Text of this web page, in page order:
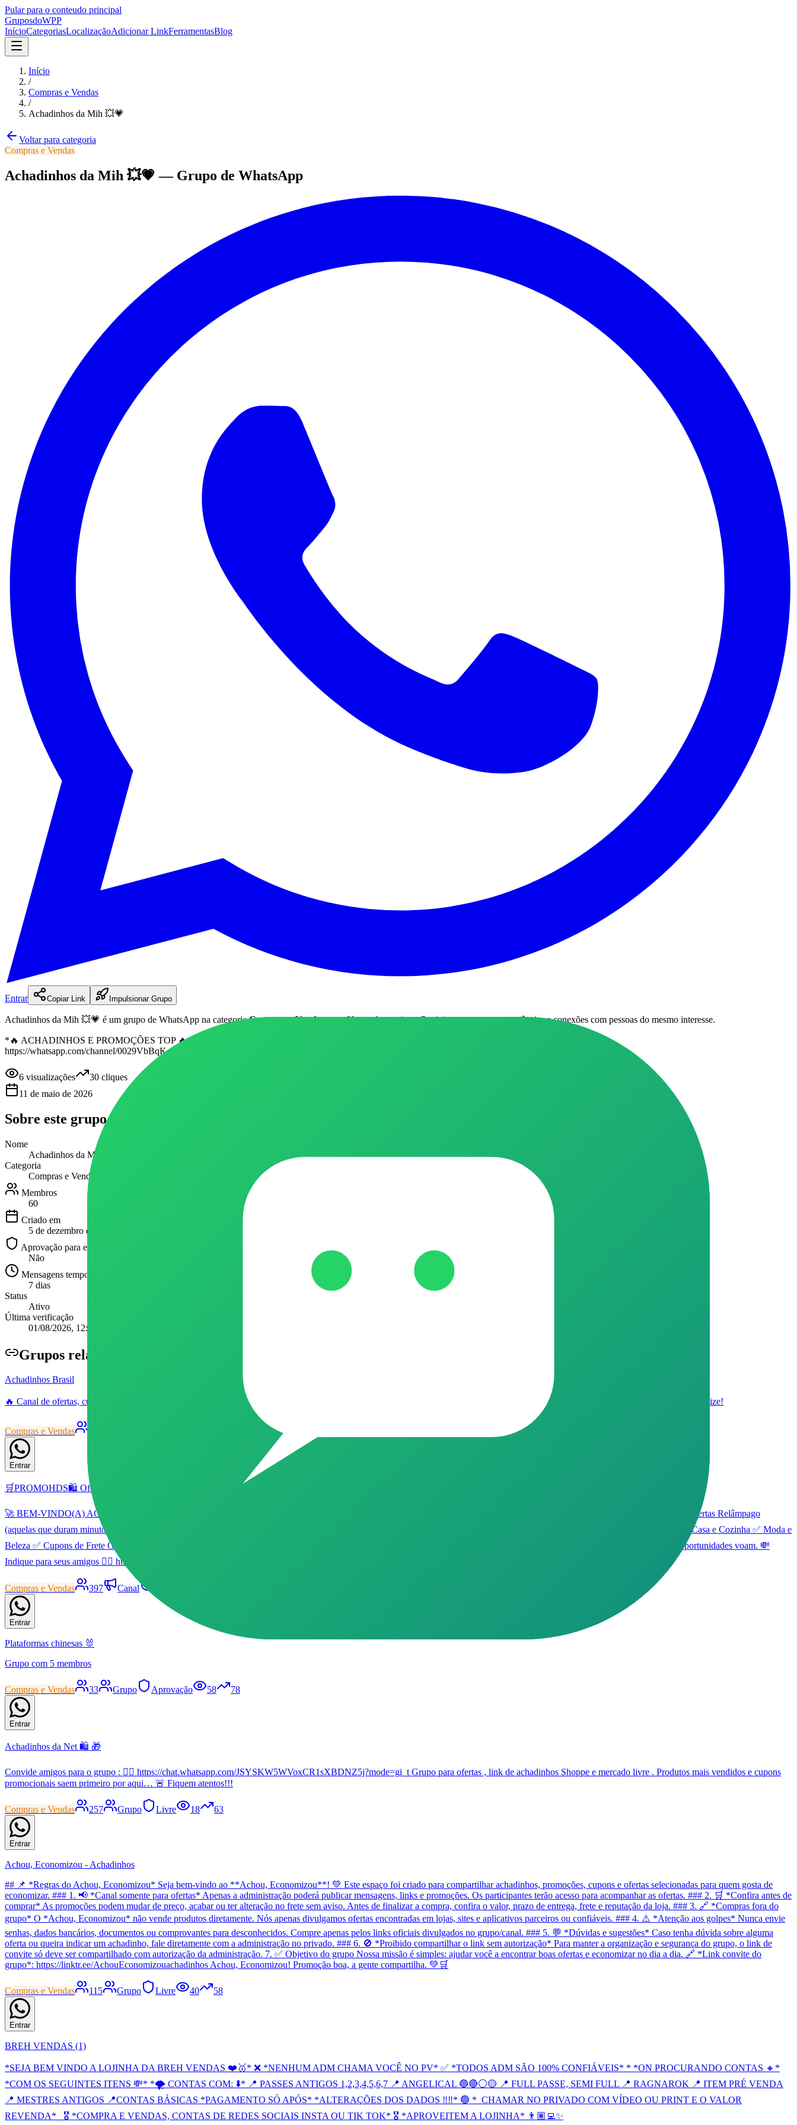
Pular para o conteudo principal
GruposdoWPP
InícioCategoriasLocalizaçãoAdicionar LinkFerramentasBlog
Início
/
Compras e Vendas
/
Achadinhos da Mih 💥💗
Voltar para categoria
Compras e Vendas
Achadinhos da Mih 💥💗 — Grupo de WhatsApp
Entrar Copiar Link Impulsionar Grupo
Achadinhos da Mih 💥💗 é um grupo de WhatsApp na categoriaCompras e Vendascom 60 membros ativos.Participe para trocar experiências e conexões com pessoas do mesmo interesse.
*🔥 ACHADINHOS E PROMOÇÕES TOP 🔥* Aproveite as melhores ofertas do momento! 😍 Descontos incríveis em produtos incríveis! 🚀 💫Nosso canal:
https://whatsapp.com/channel/0029VbBqKeFFCCoZ4om1py0T Promoções imperdíveis todos os dias!!🧡
6 visualizações 30 cliques
11 de maio de 2026
Sobre este grupo
Nome
Achadinhos da Mih 💥💗
Categoria
Compras e Vendas
Membros
60
Criado em
5 de dezembro de 2025
Aprovação para entrar
Não
Mensagens temporárias
7 dias
Status
Ativo
Última verificação
01/08/2026, 12:56
Grupos relacionados
Achadinhos Brasil
🔥 Canal de ofertas, cupons e promoções no WhatsApp 🇧🇷 As melhores ofertas do Brasil, atualizadas todos os dias 💰 Economia real em produtos confiáveis ✅ Entre, aproveite e economize!
Compras e Vendas
Entrar
🛒PROMOHDS🛍️ Ofertas & Cupons
🚀 BEM-VINDO(A) AO 🛒PROMOHDS🛍️ Ofertas & Cupons 🚀 Cansado de pagar caro? Você está no lugar certo! Aqui o nosso time garimpa a internet 24h por dia para trazer: 🔥 Ofertas Relâmpago
(aquelas que duram minutos!) 🎟️ Cupons Exclusivos das maiores lojas (Mercado Livre, Amazon, Shopee, Magalu, e +) O que postamos aqui: ✅ Eletrônicos e Smartphones ✅ Itens de Casa e Cozinha ✅ Moda e
Beleza ✅ Cupons de Frete Grátis 👉 Dúvidas? Pode chamar os adm's. Boas compras e boas economias! 📌 Dica de ouro: Silencie o grupo, mas não deixe de conferir! As melhores oportunidades voam. 💸
Indique para seus amigos 👇🏻 https://biolink.info/promohds
Compras e Vendas 397 Canal
Entrar
Plataformas chinesas 🐰
Grupo com 5 membros
Compras e Vendas 33 Grupo Aprovação 58 78
Entrar
Achadinhos da Net 🛍️ 🎁
Convide amigos para o grupo : 👇🏼 https://chat.whatsapp.com/JSYSKW5WVoxCR1sXBDNZ5j?mode=gi_t Grupo para ofertas , link de achadinhos Shoppe e mercado livre . Produtos mais vendidos e cupons
promocionais saem primeiro por aqui… 🚨 Fiquem atentos!!!
Compras e Vendas 257 Grupo Livre 18 63
Entrar
Achou, Economizou - Achadinhos
## 📌 *Regras do Achou, Economizou* Seja bem-vindo ao **Achou, Economizou**! 💚 Este espaço foi criado para compartilhar achadinhos, promoções, cupons e ofertas selecionadas para quem gosta de
economizar. ### 1. 📢 *Canal somente para ofertas* Apenas a administração poderá publicar mensagens, links e promoções. Os participantes terão acesso para acompanhar as ofertas. ### 2. 🛒 *Confira antes de
comprar* As promoções podem mudar de preço, acabar ou ter alteração no frete sem aviso. Antes de finalizar a compra, confira o valor, prazo de entrega, frete e reputação da loja. ### 3. 🔗 *Compras fora do
grupo* O *Achou, Economizou* não vende produtos diretamente. Nós apenas divulgamos ofertas encontradas em lojas, sites e aplicativos parceiros ou confiáveis. ### 4. ⚠️ *Atenção aos golpes* Nunca envie
senhas, dados bancários, documentos ou comprovantes para desconhecidos. Compre apenas pelos links oficiais divulgados no grupo/canal. ### 5. 💬 *Dúvidas e sugestões* Caso tenha dúvida sobre alguma
oferta ou queira indicar um achadinho, fale diretamente com a administração no privado. ### 6. 🚫 *Proibido compartilhar o link sem autorização* Para manter a organização e segurança do grupo, o link de
convite só deve ser compartilhado com autorização da administração. 7. ✅ Objetivo do grupo Nossa missão é simples: ajudar você a encontrar boas ofertas e economizar no dia a dia. 🔗 *Link convite do
grupo*: https://linktr.ee/AchouEconomizouachadinhos Achou, Economizou! Promoção boa, a gente compartilha. 💚🛒
Compras e Vendas 115 Grupo Livre 40 58
Entrar
BREH VENDAS (1)
*SEJA BEM VINDO A LOJINHA DA BREH VENDAS ❤️🥇* ❌ *NENHUM ADM CHAMA VOCÊ NO PV* ✅ *TODOS ADM SÃO 100% CONFIÁVEIS* * *ON PROCURANDO CONTAS 🔸*
*COM OS SEGUINTES ITENS 💸* *🌪 CONTAS COM: ⬇️* 📍 PASSES ANTIGOS 1,2,3,4,5,6,7 📍 ANGELICAL 🔵🔴⚪️🟡 📍 FULL PASSE, SEMI FULL 📍 RAGNAROK 📍 ITEM PRÉ VENDA
📍 MESTRES ANTIGOS 📍CONTAS BÁSICAS *PAGAMENTO SÓ APÓS* *ALTERAÇÕES DOS DADOS ‼️‼️* 🟢 *_CHAMAR NO PRIVADO COM VÍDEO OU PRINT E O VALOR
REVENDA*_ 🎖️ *COMPRA E VENDAS, CONTAS DE REDES SOCIAIS INSTA OU TIK TOK* 🎖️ *APROVEITEM A LOJINHA* 👨🏽‍💻✨